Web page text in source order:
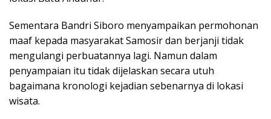
Sementara Bandri Siboro menyampaikan permohonan
maaf kepada masyarakat Samosir dan berjanji tidak
mengulangi perbuatannya lagi. Namun dalam
penyampaian itu tidak dijelaskan secara utuh
bagaimana kronologi kejadian sebenarnya di lokasi
wisata.